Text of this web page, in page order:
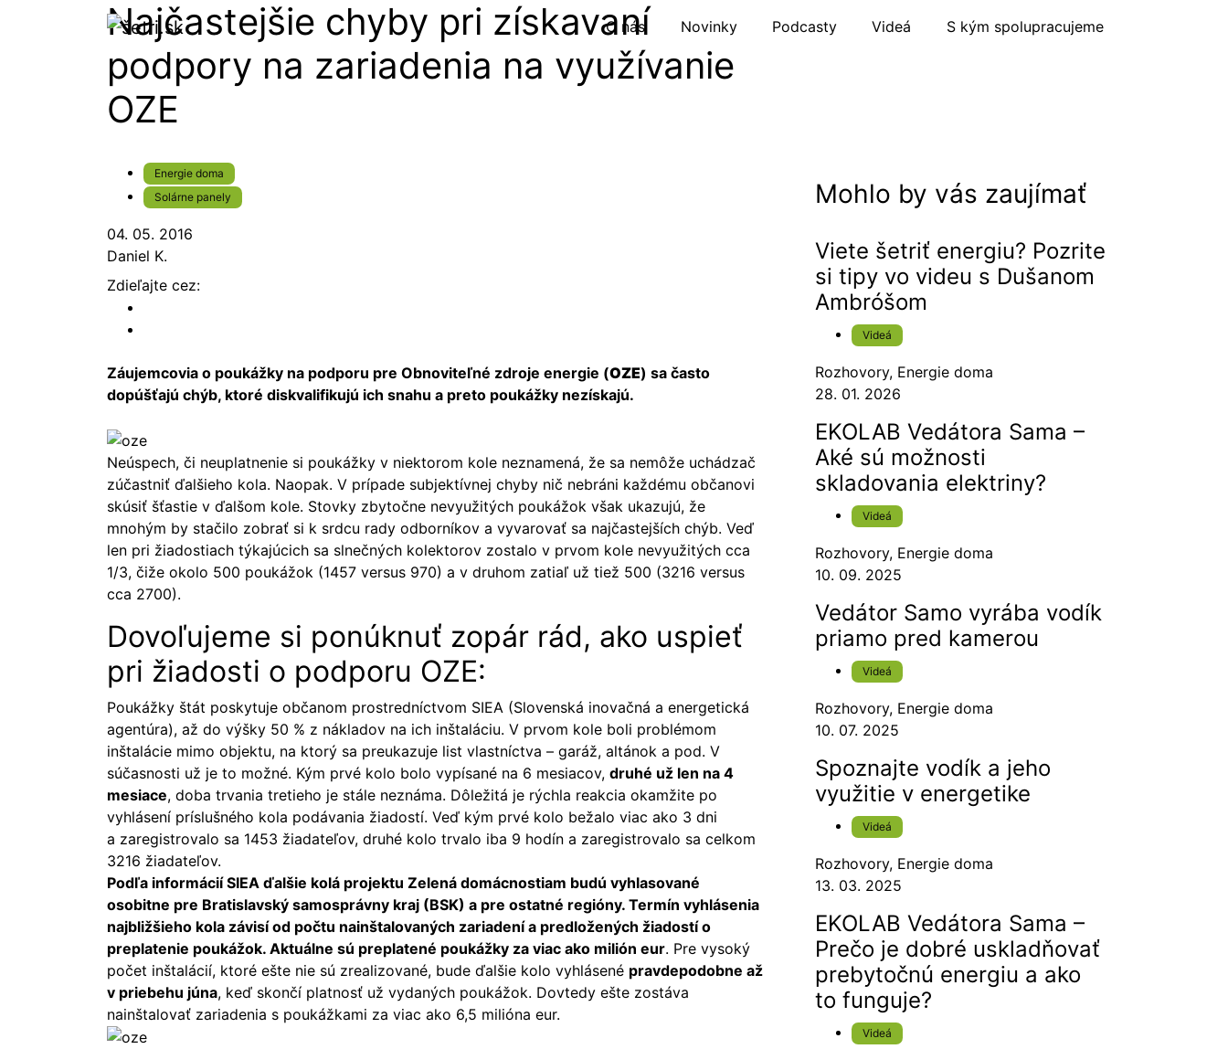
O nás Novinky Podcasty Videá S kým spolupracujeme
Najčastejšie chyby pri získavaní
podpory na zariadenia na využívanie
OZE
Energie doma
Solárne panely
04. 05. 2016
Daniel K.
Zdieľajte cez:
Záujemcovia o poukážky na podporu pre Obnoviteľné zdroje energie (OZE) sa často
dopúšťajú chýb, ktoré diskvalifikujú ich snahu a preto poukážky nezískajú.
Neúspech, či neuplatnenie si poukážky v niektorom kole neznamená, že sa nemôže uchádzač
zúčastniť ďalšieho kola. Naopak. V prípade subjektívnej chyby nič nebráni každému občanovi
skúsiť šťastie v ďalšom kole. Stovky zbytočne nevyužitých poukážok však ukazujú, že
mnohým by stačilo zobrať si k srdcu rady odborníkov a vyvarovať sa najčastejších chýb. Veď
len pri žiadostiach týkajúcich sa slnečných kolektorov zostalo v prvom kole nevyužitých cca
1/3, čiže okolo 500 poukážok (1457 versus 970) a v druhom zatiaľ už tiež 500 (3216 versus
cca 2700).
Dovoľujeme si ponúknuť zopár rád, ako uspieť
pri žiadosti o podporu OZE:
Poukážky štát poskytuje občanom prostredníctvom SIEA (Slovenská inovačná a energetická
agentúra), až do výšky 50 % z nákladov na ich inštaláciu. V prvom kole boli problémom
inštalácie mimo objektu, na ktorý sa preukazuje list vlastníctva – garáž, altánok a pod. V
súčasnosti už je to možné. Kým prvé kolo bolo vypísané na 6 mesiacov, druhé už len na 4
mesiace, doba trvania tretieho je stále neznáma. Dôležitá je rýchla reakcia okamžite po
vyhlásení príslušného kola podávania žiadostí. Veď kým prvé kolo bežalo viac ako 3 dni
a zaregistrovalo sa 1453 žiadateľov, druhé kolo trvalo iba 9 hodín a zaregistrovalo sa celkom
3216 žiadateľov.
Podľa informácií SIEA ďalšie kolá projektu Zelená domácnostiam budú vyhlasované
osobitne pre Bratislavský samosprávny kraj (BSK) a pre ostatné regióny. Termín vyhlásenia
najbližšieho kola závisí od počtu nainštalovaných zariadení a predložených žiadostí o
preplatenie poukážok. Aktuálne sú preplatené poukážky za viac ako milión eur. Pre vysoký
počet inštalácií, ktoré ešte nie sú zrealizované, bude ďalšie kolo vyhlásené pravdepodobne až
v priebehu júna, keď skončí platnosť už vydaných poukážok. Dovtedy ešte zostáva
nainštalovať zariadenia s poukážkami za viac ako 6,5 milióna eur.
Mohlo by vás zaujímať
Viete šetriť energiu? Pozrite
si tipy vo videu s Dušanom
Ambróšom
Videá
Rozhovory, Energie doma
28. 01. 2026
EKOLAB Vedátora Sama –
Aké sú možnosti
skladovania elektriny?
Videá
Rozhovory, Energie doma
10. 09. 2025
Vedátor Samo vyrába vodík
priamo pred kamerou
Videá
Rozhovory, Energie doma
10. 07. 2025
Spoznajte vodík a jeho
využitie v energetike
Videá
Rozhovory, Energie doma
13. 03. 2025
EKOLAB Vedátora Sama –
Prečo je dobré uskladňovať
prebytočnú energiu a ako
to funguje?
Videá